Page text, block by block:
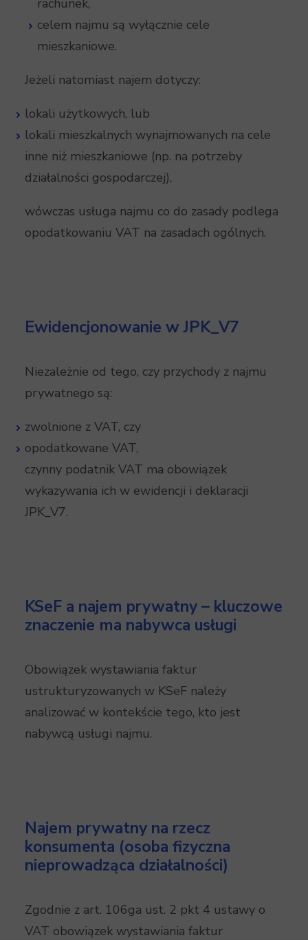
rachunek,
celem najmu są wyłącznie cele
mieszkaniowe.
Jeżeli natomiast najem dotyczy:
lokali użytkowych, lub
lokali mieszkalnych wynajmowanych na cele
inne niż mieszkaniowe (np. na potrzeby
działalności gospodarczej),
wówczas usługa najmu co do zasady podlega
opodatkowaniu VAT na zasadach ogólnych.
Ewidencjonowanie w JPK_V7
Niezależnie od tego, czy przychody z najmu
prywatnego są:
zwolnione z VAT, czy
opodatkowane VAT,
czynny podatnik VAT ma obowiązek
wykazywania ich w ewidencji i deklaracji
JPK_V7.
KSeF a najem prywatny – kluczowe
znaczenie ma nabywca usługi
Obowiązek wystawiania faktur
ustrukturyzowanych w KSeF należy
analizować w kontekście tego, kto jest
nabywcą usługi najmu.
Najem prywatny na rzecz
konsumenta (osoba fizyczna
nieprowadząca działalności)
Zgodnie z art. 106ga ust. 2 pkt 4 ustawy o
VAT obowiązek wystawiania faktur